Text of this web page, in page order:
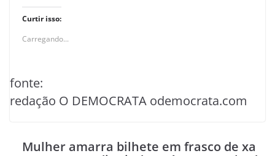
Curtir isso:
Carregando...
fonte:
redação O DEMOCRATA odemocrata.com
Mulher amarra bilhete em frasco de xa